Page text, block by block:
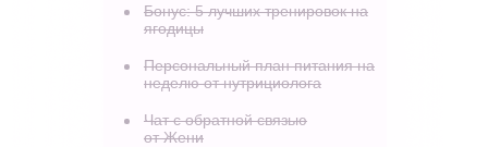
Бонус: 5 лучших тренировок на
ягодицы
Персональный план питания на
неделю от нутрициолога
Чат с обратной связью
от Жени